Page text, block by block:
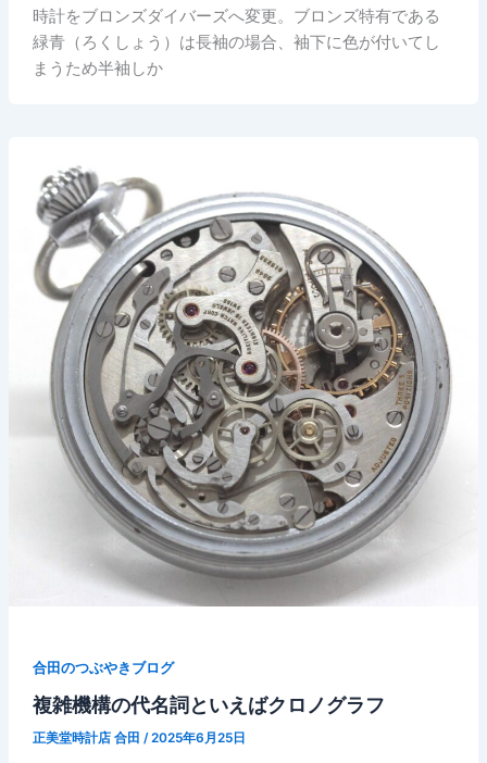
時計をブロンズダイバーズへ変更。ブロンズ特有である
緑青（ろくしょう）は長袖の場合、袖下に色が付いてし
まうため半袖しか
合田のつぶやきブログ
複雑機構の代名詞といえばクロノグラフ
正美堂時計店 合田 /2025年6月25日